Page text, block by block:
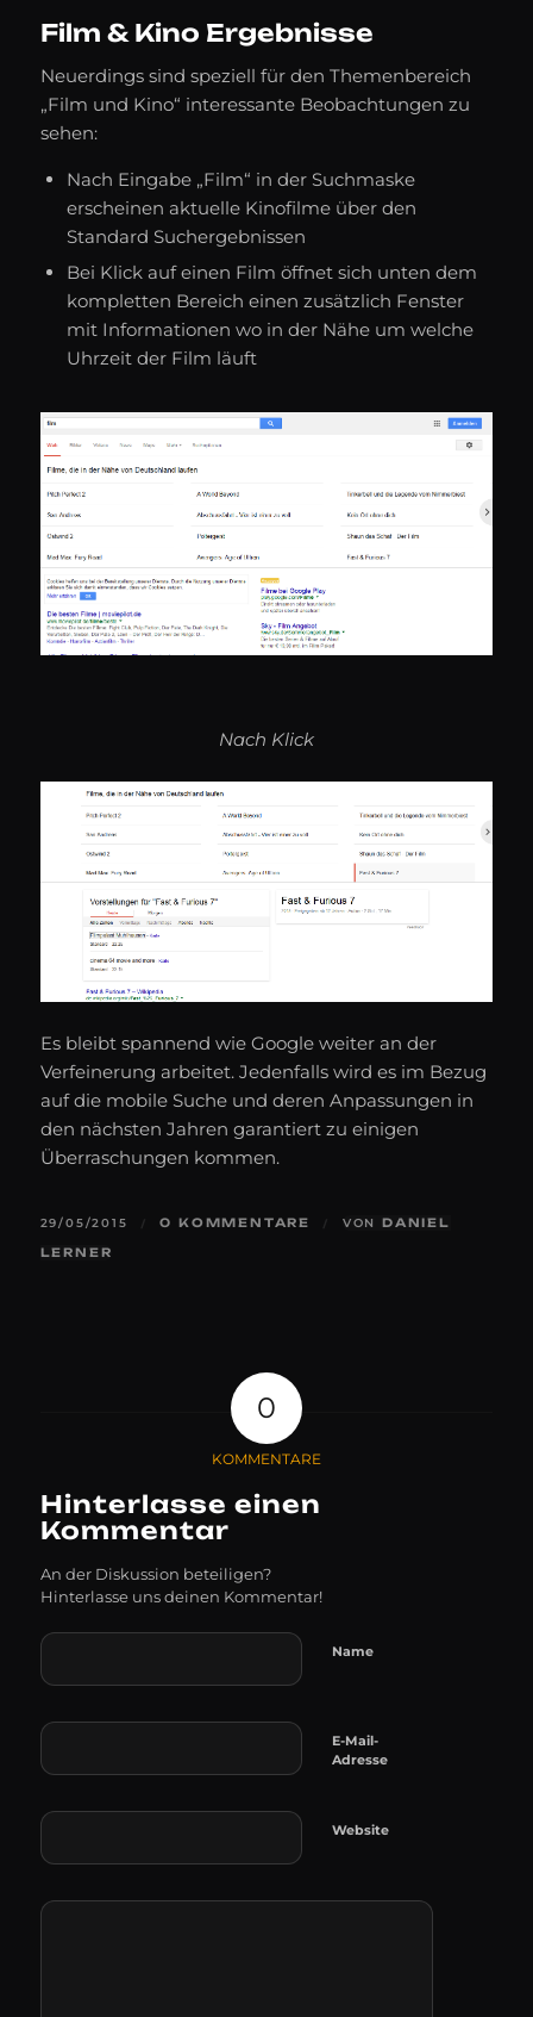
Film & Kino Ergebnisse
Neuerdings sind speziell für den Themenbereich
„Film und Kino“ interessante Beobachtungen zu
sehen:
Nach Eingabe „Film“ in der Suchmaske
erscheinen aktuelle Kinofilme über den
Standard Suchergebnissen
Bei Klick auf einen Film öffnet sich unten dem
kompletten Bereich einen zusätzlich Fenster
mit Informationen wo in der Nähe um welche
Uhrzeit der Film läuft
Nach Klick
Es bleibt spannend wie Google weiter an der
Verfeinerung arbeitet. Jedenfalls wird es im Bezug
auf die mobile Suche und deren Anpassungen in
den nächsten Jahren garantiert zu einigen
Überraschungen kommen.
29/05/2015 / 0 KOMMENTARE / VONDANIEL
LERNER
0
KOMMENTARE
Hinterlasse einen
Kommentar
An der Diskussion beteiligen?
Hinterlasse uns deinen Kommentar!
Name
E-Mail-
Adresse
Website